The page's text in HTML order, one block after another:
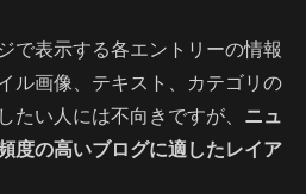
で表示する各エントリーの情報
ル画像、テキスト、カテゴリの
たい人には不向きですが、 ニュ
度の高いブログに適したレイア